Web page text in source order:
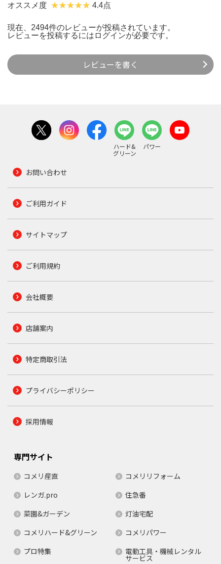
オススメ度 4.4点
現在、2494件のレビューが投稿されています。
レビューを投稿するには ログインが必要です。
レビューを書く
ハード&
グリーン
パワー
お問い合わせ
ご利用ガイド
サイトマップ
ご利用規約
会社概要
店舗案内
特定商取引法
プライバシーポリシー
採用情報
専門サイト
コメリ産直
コメリリフォーム
レンガ.pro
住急番
菜園&ガーデン
灯油宅配
コメリハード&グリーン
コメリパワー
プロ特集
電動工具・機械レンタル
サービス